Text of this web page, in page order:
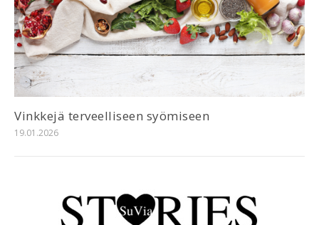
Vinkkejä terveelliseen syömiseen
19.01.2026